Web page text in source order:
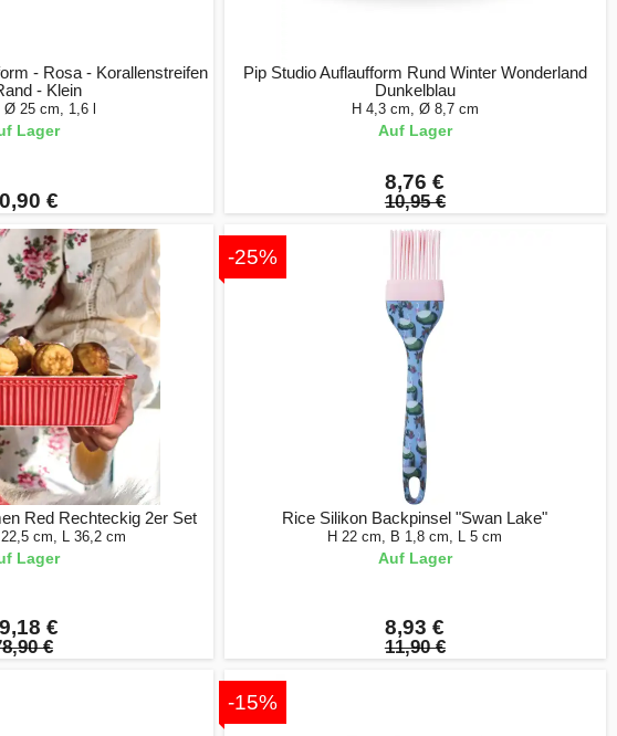
- Rosa - Korallenstreifen
- Klein
Ø 25 cm, 1,6 l
Lager
€
Pip Studio Auflaufform Rund Winter Wonderland
Dunkelblau
H 4,3 cm, Ø 8,7 cm
Auf Lager
8,76 €
10,95 €
Red Rechteckig 2er Set
cm, L 36,2 cm
Lager
€
€
-25%
Rice Silikon Backpinsel "Swan Lake"
H 22 cm, B 1,8 cm, L 5 cm
Auf Lager
8,93 €
11,90 €
-15%